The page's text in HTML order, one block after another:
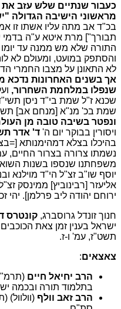
כעבור שנתיים שלש עזב
מראשוני הישיבה הגדולה
בכ"ד אב מתה עליו אשתו זו
תבורך"] מרת איטא ע"ה בדמי
התורה שלא מש ממנה עד יומו
והסתפק במועט, ומעולם לא
לא התאונן על מצבו החמרי
אך בשנים האחרונות נדכא
שנפלו במלחמת השחרור,
שכנא ז"ל שמת בי"ד ניסן
שמת בכ' מנ"א [מנחם אב]
ונפטר בשיבה טובה מן
ויסורין בבוקר יום ה' ד' אדר
בהיכלו בצלא דמהימנותא
נשמתו צרורה בצרור החיים,
משפחתנו שנספו בשנות
יוסף שו"ב זצ"ל הי"ד מוילנא
אליעזר [רבינוביץ] ממינסק
ירוחם יהודה ליב פרלמן]. יהי
חנוך זונדל גרוסברג, קונטרס
ישראל בענין זמן צאת
תשט"ז, עמ' ו-ז.
צאצאים:
הרב יחיאל חיים
בתלמוד תורה ובכמה
הרב זאב וולף